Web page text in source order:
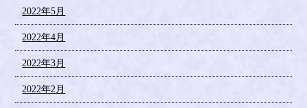
2022年5月
2022年4月
2022年3月
2022年2月